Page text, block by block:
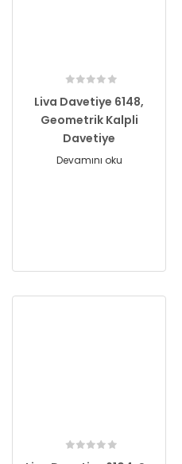
Liva Davetiye 6148,
Geometrik Kalpli
Davetiye
Devamını oku